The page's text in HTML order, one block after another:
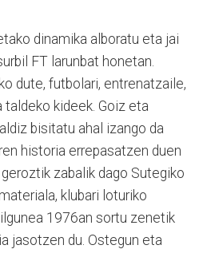
dinamika alboratu eta jai
FT larunbat honetan.
dute, futbolari, entrenatzaile,
kideek. Goiz eta
bisitatu ahal izango da
historia errepasatzen duen
zabalik dago Sutegiko
klubari loturiko
1976an sortu zenetik
jasotzen du. Ostegun eta